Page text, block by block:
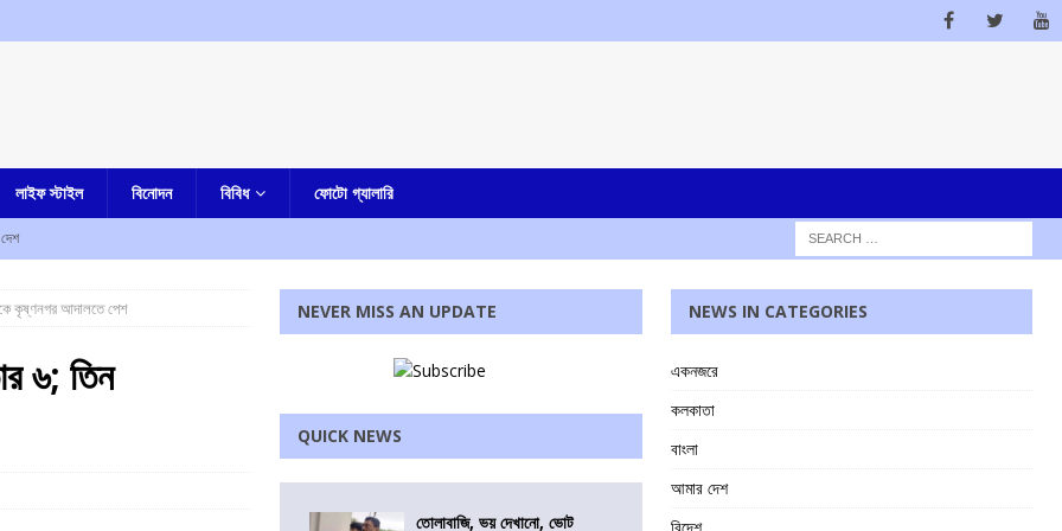
লাইফ স্টাইল বিনোদন বিবিধ ফোটো গ্যালারি
আপ্ত সহায়ক সুমিত রায়
মৃত্যু
কৃষ্ণনগর আদালতে পেশ
৬; তিন
NEVER MISS AN UPDATE
QUICK NEWS
তোলাবাজি, ভয় দেখানো, ভোট
NEWS IN CATEGORIES
একনজরে
কলকাতা
বাংলা
আমার দেশ